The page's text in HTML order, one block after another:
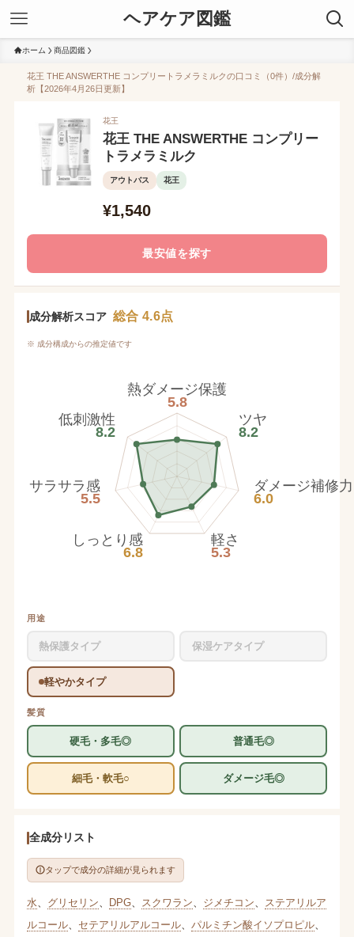
ヘアケア図鑑
ホーム 商品図鑑
花王 THE ANSWERTHE コンプリートラメラミルクの口コミ（0件）/成分解
析【2026年4月26日更新】
花王
花王 THE ANSWERTHE コンプリー
トラメラミルク
アウトバス 花王
¥1,540
最安値を探す
成分解析スコア 総合 4.6点
※ 成分構成からの推定値です
熱ダメージ保護
5.8
ツヤ
8.2
ダメージ補修力
6.0
軽さ
5.3
しっとり感
6.8
サラサラ感
5.5
低刺激性
8.2
用途
熱保護タイプ 保湿ケアタイプ
軽やかタイプ
髪質
硬毛・多毛◎ 普通毛◎
細毛・軟毛○ ダメージ毛◎
全成分リスト
タップで成分の詳細が見られます
水 グリセリン DPG、 スクワラン ジメチコン
ステアリルア
ルコール、 セテアリルアルコール、 パルミチン酸イソプロピル、